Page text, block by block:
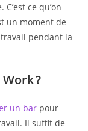
ce qu’on
un moment de
pendant la
?
un bar pour
Il suffit de